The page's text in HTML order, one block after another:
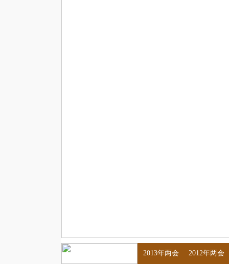
2013年两会 2012年两会